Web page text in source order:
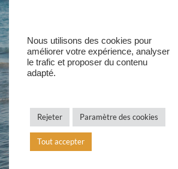
Siège Social
+216 51326403
contact@vipdjerba.com
Nous utilisons des cookies pour
améliorer votre expérience, analyser
le trafic et proposer du contenu
adapté.
Rejeter Paramètre des cookies
Tout accepter